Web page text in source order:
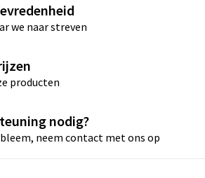
we naar streven
producten
nodig?
neem contact met ons op